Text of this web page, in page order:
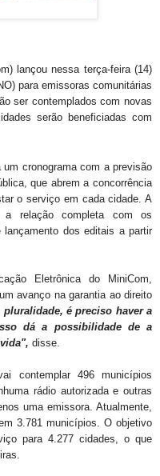
lançou nessa terça-feira (14)
para emissoras comunitárias
ser contemplados com novas
serão beneficiadas com
cronograma com a previsão
que abrem a concorrência
o serviço em cada cidade. A
a relação completa com os
dos editais a partir
Eletrônica do MiniCom,
avanço na garantia ao direito
pluralidade, é preciso haver a
dá a possibilidade de a
disse.
contemplar 496 municípios
rádio autorizada e outras
uma emissora. Atualmente,
3.781 municípios. O objetivo
para 4.277 cidades, o que